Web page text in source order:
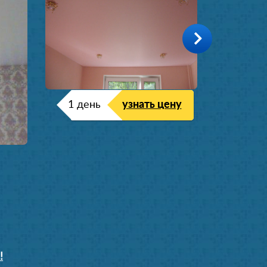
1 день узнать цену